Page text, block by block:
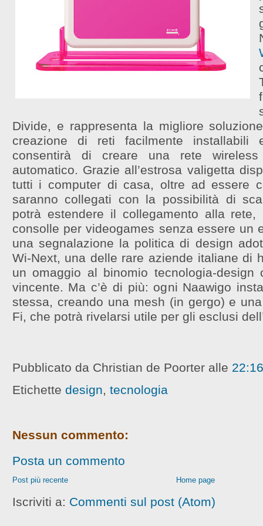
Divide, e rappresenta la migliore
creazione di reti facilmente
consentirà di creare una rete
automatico. Grazie all’estrosa valigetta
tutti i computer di casa, oltre ad essere
saranno collegati con la possibilità di
potrà estendere il collegamento alla
consolle per videogames senza essere un
una segnalazione la politica di design
Wi-Next, una delle rare aziende italiane di
un omaggio al binomio tecnologia-
vincente. Ma c’è di più: ogni Naawigo
stessa, creando una mesh (in gergo) e
Fi, che potrà rivelarsi utile per gli esclusi
Pubblicato da Christian de Poorter alle 22:16
Etichette design, tecnologia
Nessun commento:
Posta un commento
Post più recente Home page
Iscriviti a: Commenti sul post (Atom)